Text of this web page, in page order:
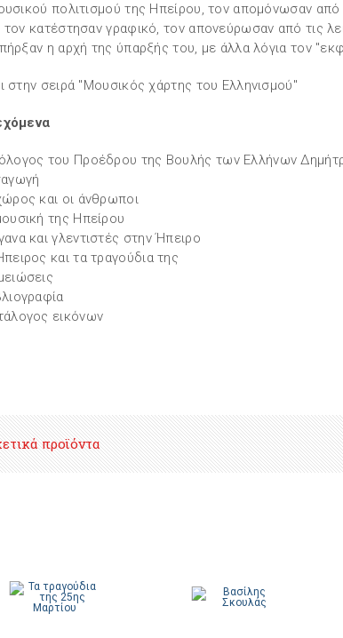
πολιτισμού της Ηπείρου, τον απομόνωσαν από
κατέστησαν γραφικό, τον απονεύρωσαν από τις
η αρχή της ύπαρξής του, με άλλα λόγια τον
στην σειρά "Μουσικός χάρτης του Ελληνισμού"
του Προέδρου της Βουλής των Ελλήνων
και οι άνθρωποι
της Ηπείρου
και γλεντιστές στην Ήπειρο
και τα τραγούδια της
εικόνων
προϊόντα